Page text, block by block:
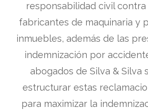
responsabilidad civil
fabricantes de maquinaria y
inmuebles, además de las
indemnización por
abogados de Silva & Silva
estructurar estas
para maximizar la